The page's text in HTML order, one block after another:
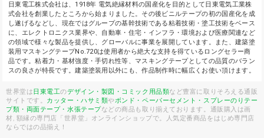
日東電工株式会社は、1918年 電気絶縁材料の国産化を目的として日東電気工業株
式会社を創業したところから始まりました。その後ビニルテープの初の国産化を成
し遂げるなどし、現在ではグループの基幹技術である粘着技術・塗工技術をベース
に、エレクトロニクス業界や、自動車・住宅・インフラ・環境および医療関連など
の領域で様々な製品を提供し、グローバルに事業を展開しています。また、建築塗
装用マスキングテープNo.720は使用者から絶大な支持を得ているロングセラー商
品です。粘着力・基材強度・手切れ性等、マスキングテープとしての品質のバラン
スの良さが特長です。建築塗装用以外にも、作品制作時に幅広くお使い頂けます。
世界堂は日東電工のデザイン・製図・コミック用品類など豊富に取りそろえる通販
サイトです。 カッター・ハサミ類やボンド・ペーパーセメント・スプレーのりテー
プ類・両面テープ・水張テープなどの商品も取り揃えております。通販購入は画
材, 額縁の専門店「世界堂」オンラインショップで。人気定番商品をはじめ専門店
ならではの品揃え！